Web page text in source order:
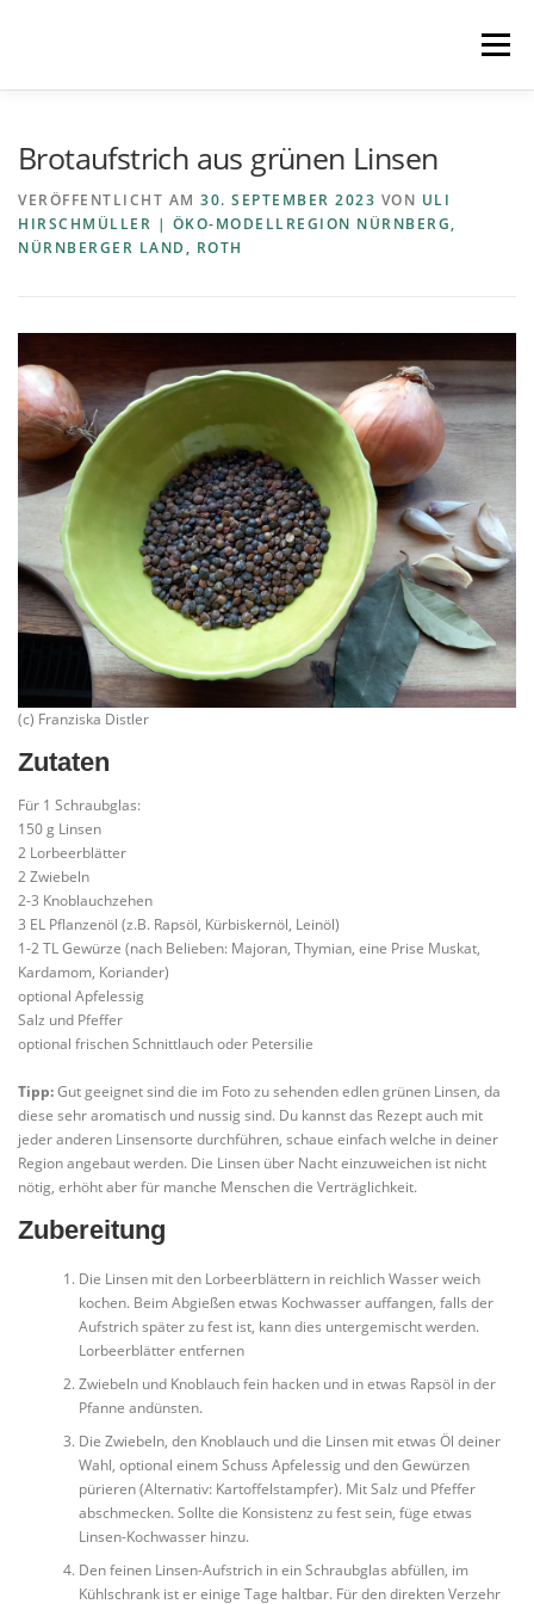
Menü
REGIONEN REGIOPLUS-WISSEN KONTAKT
Brotaufstrich aus grünen Linsen
VERÖFFENTLICHT AM 30. SEPTEMBER 2023 VON ULI
HIRSCHMÜLLER | ÖKO-MODELLREGION NÜRNBERG,
NÜRNBERGER LAND, ROTH
(c) Franziska Distler
Zutaten
Für 1 Schraubglas:
150 g Linsen
2 Lorbeerblätter
2 Zwiebeln
2-3 Knoblauchzehen
3 EL Pflanzenöl (z.B. Rapsöl, Kürbiskernöl, Leinöl)
1-2 TL Gewürze (nach Belieben: Majoran, Thymian, eine Prise Muskat,
Kardamom, Koriander)
optional Apfelessig
Salz und Pfeffer
optional frischen Schnittlauch oder Petersilie
Tipp:Gut geeignet sind die im Foto zu sehenden edlen grünen Linsen, da
diese sehr aromatisch und nussig sind. Du kannst das Rezept auch mit
jeder anderen Linsensorte durchführen, schaue einfach welche in deiner
Region angebaut werden. Die Linsen über Nacht einzuweichen ist nicht
nötig, erhöht aber für manche Menschen die Verträglichkeit.
Zubereitung
Die Linsen mit den Lorbeerblättern in reichlich Wasser weich
kochen. Beim Abgießen etwas Kochwasser auffangen, falls der
Aufstrich später zu fest ist, kann dies untergemischt werden.
Lorbeerblätter entfernen
Zwiebeln und Knoblauch fein hacken und in etwas Rapsöl in der
Pfanne andünsten.
Die Zwiebeln, den Knoblauch und die Linsen mit etwas Öl deiner
Wahl, optional einem Schuss Apfelessig und den Gewürzen
pürieren (Alternativ: Kartoffelstampfer). Mit Salz und Pfeffer
abschmecken. Sollte die Konsistenz zu fest sein, füge etwas
Linsen-Kochwasser hinzu.
Den feinen Linsen-Aufstrich in ein Schraubglas abfüllen, im
Kühlschrank ist er einige Tage haltbar. Für den direkten Verzehr